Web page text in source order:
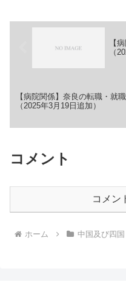
【
（
【病院関係】奈良の転職・就
（2025年3月19日追加）
コメント
コメン
ホーム 中国及び四国